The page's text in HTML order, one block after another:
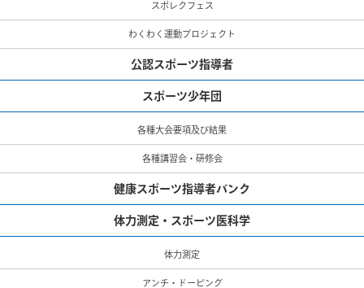
スポレクフェス
わくわく運動プロジェクト
公認スポーツ指導者
スポーツ少年団
各種大会要項及び結果
各種講習会・研修会
健康スポーツ指導者バンク
体力測定・スポーツ医科学
体力測定
アンチ・ドーピング